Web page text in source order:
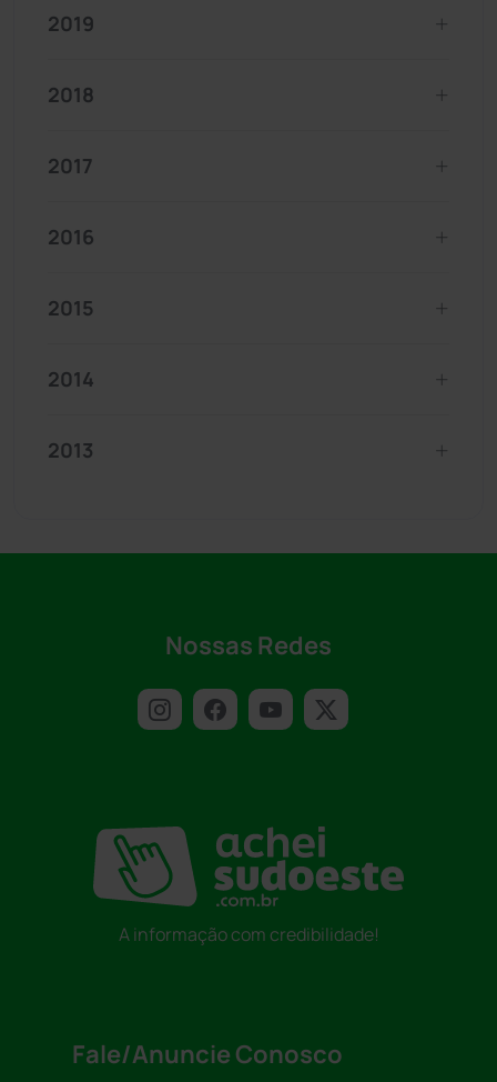
2019
2018
2017
2016
2015
2014
2013
Nossas Redes
A informação com credibilidade!
Fale/Anuncie Conosco